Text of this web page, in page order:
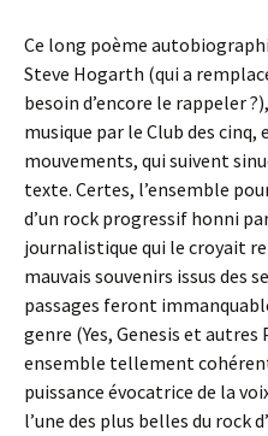
Ce long poème
Steve Hogarth (qui a
besoin d’encore le rappeler
musique par le Club des
mouvements, qui suivent
texte. Certes, l’ensemble
d’un rock progressif honni
journalistique qui le croyait
mauvais souvenirs issus des
passages feront
genre (Yes, Genesis et
ensemble tellement
puissance évocatrice de la
l’une des plus belles du rock